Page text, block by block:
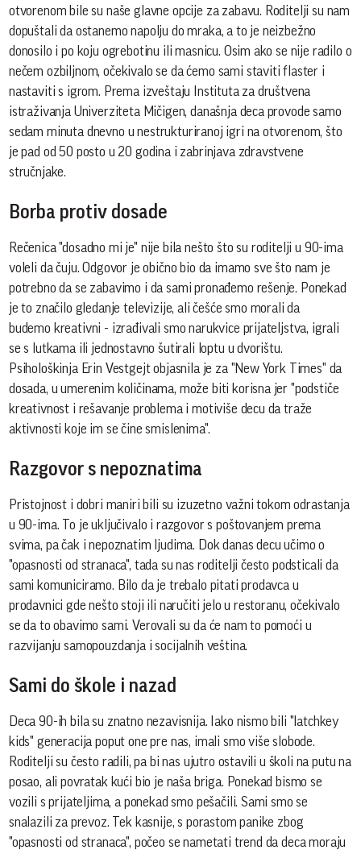
otvorenom bile su naše glavne opcije za zabavu. Roditelji su nam
dopuštali da ostanemo napolju do mraka, a to je neizbežno
donosilo i po koju ogrebotinu ili masnicu. Osim ako se nije radilo o
nečem ozbiljnom, očekivalo se da ćemo sami staviti flaster i
nastaviti s igrom. Prema izveštaju Instituta za društvena
istraživanja Univerziteta Mičigen, današnja deca provode samo
sedam minuta dnevno u nestrukturiranoj igri na otvorenom, što
je pad od 50 posto u 20 godina i zabrinjava zdravstvene
stručnjake.
Borba protiv dosade
Rečenica "dosadno mi je" nije bila nešto što su roditelji u 90-ima
voleli da čuju. Odgovor je obično bio da imamo sve što nam je
potrebno da se zabavimo i da sami pronađemo rešenje. Ponekad
je to značilo gledanje televizije, ali češće smo morali da
budemo kreativni - izrađivali smo narukvice prijateljstva, igrali
se s lutkama ili jednostavno šutirali loptu u dvorištu.
Psihološkinja Erin Vestgejt objasnila je za "New York Times" da
dosada, u umerenim količinama, može biti korisna jer "podstiče
kreativnost i rešavanje problema i motiviše decu da traže
aktivnosti koje im se čine smislenima".
Razgovor s nepoznatima
Pristojnost i dobri maniri bili su izuzetno važni tokom odrastanja
u 90-ima. To je uključivalo i razgovor s poštovanjem prema
svima, pa čak i nepoznatim ljudima. Dok danas decu učimo o
"opasnosti od stranaca", tada su nas roditelji često podsticali da
sami komuniciramo. Bilo da je trebalo pitati prodavca u
prodavnici gde nešto stoji ili naručiti jelo u restoranu, očekivalo
se da to obavimo sami. Verovali su da će nam to pomoći u
razvijanju samopouzdanja i socijalnih veština.
Sami do škole i nazad
Deca 90-ih bila su znatno nezavisnija. Iako nismo bili "latchkey
kids" generacija poput one pre nas, imali smo više slobode.
Roditelji su često radili, pa bi nas ujutro ostavili u školi na putu na
posao, ali povratak kući bio je naša briga. Ponekad bismo se
vozili s prijateljima, a ponekad smo pešačili. Sami smo se
snalazili za prevoz. Tek kasnije, s porastom panike zbog
"opasnosti od stranaca", počeo se nametati trend da deca moraju